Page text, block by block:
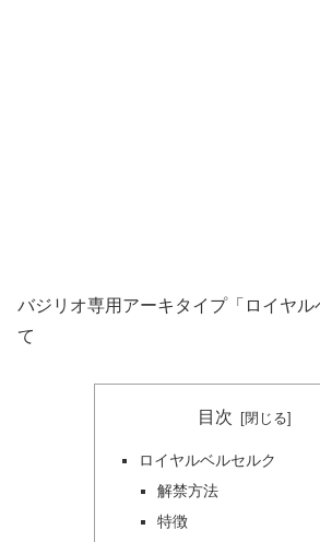
バジリオ専用アーキタイプ「ロイヤ
て
目次
ロイヤルベルセルク
解禁方法
特徴